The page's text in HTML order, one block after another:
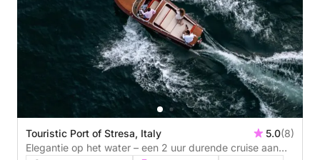
Touristic Port of Stresa, Italy 5.0(8)
Elegantie op het water – een 2 uur durende cruise aan